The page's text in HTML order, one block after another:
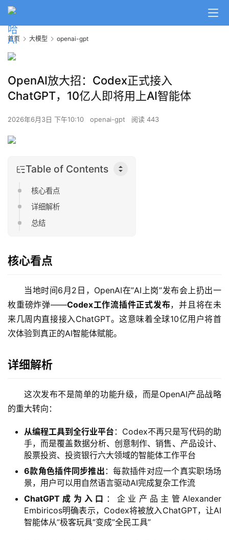
首页 大模型 openai-gpt
OpenAI放大招：Codex正式接入
ChatGPT，10亿人即将用上AI智能体
2026年6月3日 下午10:10 openai-gpt 阅读 443
Table of Contents
核心看点
详细解析
总结
核心看点
当地时间6月2日，OpenAI在”AI上岗”发布会上扔出一
枚重磅炸弹——Codex工作流插件正式发布，并且将在未
来几周内直接接入ChatGPT。这意味着全球10亿用户将首
次体验到真正的AI智能体赋能。
详细解析
这次发布不是简单的功能升级，而是OpenAI产品战略
的重大转向：
从编程工具到全行业平台 ：Codex不再只是写代码的助
手，而是覆盖数据分析、创意制作、销售、产品设计、
股票投资、投资银行六大领域的智能体工作平台
6款角色插件同步推出 ：每款插件对应一个真实职场场
景，用户可以用自然语言驱动AI完成复杂工作流
ChatGPT成为入口 ：企业产品主管Alexander
Embiricos明确表示，Codex将被放入ChatGPT，让AI
智能体从”极客玩具”变成”全民工具”